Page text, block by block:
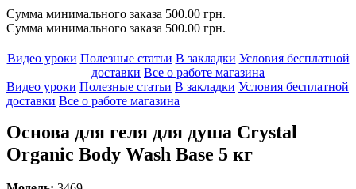
Сумма минимального заказа 500.00 грн.
Сумма минимального заказа 500.00 грн.
Видео уроки Полезные статьи В закладки Условия бесплатной
доставки Все о работе магазина
Видео уроки Полезные статьи В закладки Условия бесплатной
доставки Все о работе магазина
Основа для геля для душа Crystal
Organic Body Wash Base 5 кг